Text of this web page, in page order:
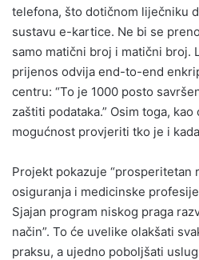
telefona, što dotičnom liječniku
sustavu e-kartice. Ne bi se
samo matični broj i matični broj.
prijenos odvija end-to-end
centru: “To je 1000 posto
zaštiti podataka.” Osim toga,
mogućnost provjeriti tko je i
Projekt pokazuje “prosperitetan
osiguranja i medicinske
Sjajan program niskog praga
način”. To će uvelike olakšati
praksu, a ujedno poboljšati